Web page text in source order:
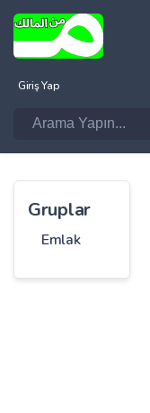
Giriş Yap
Gruplar
Emlak